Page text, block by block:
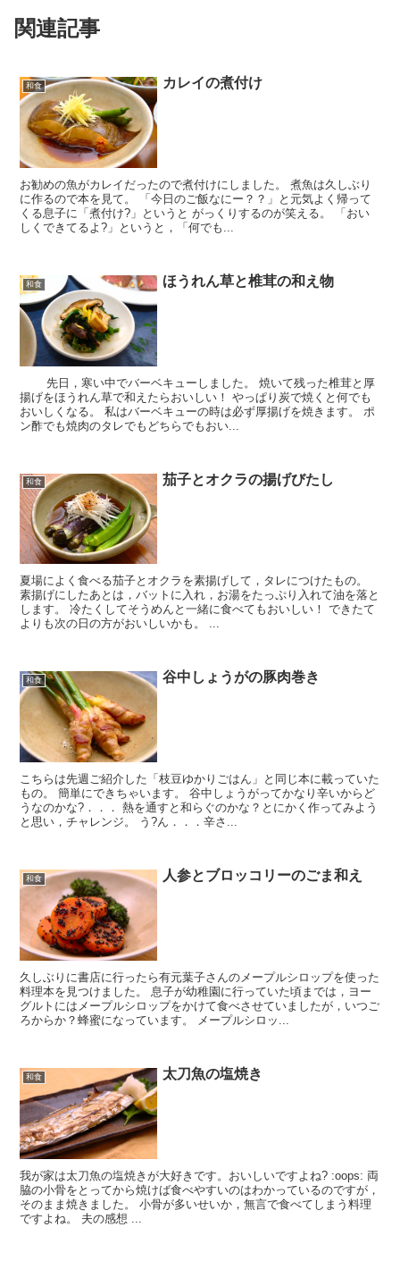
関連記事
和食 カレイの煮付け
お勧めの魚がカレイだったので煮付けにしました。 煮魚は久しぶり
に作るので本を見て。 「今日のご飯なにー？？」と元気よく帰って
くる息子に「煮付け?」というと がっくりするのが笑える。 「おい
しくできてるよ?」というと，「何でも...
和食 ほうれん草と椎茸の和え物
先日，寒い中でバーベキューしました。 焼いて残った椎茸と厚
揚げをほうれん草で和えたらおいしい！ やっぱり炭で焼くと何でも
おいしくなる。 私はバーベキューの時は必ず厚揚げを焼きます。 ポ
ン酢でも焼肉のタレでもどちらでもおい...
和食 茄子とオクラの揚げびたし
夏場によく食べる茄子とオクラを素揚げして，タレにつけたもの。
素揚げにしたあとは，バットに入れ，お湯をたっぷり入れて油を落と
します。 冷たくしてそうめんと一緒に食べてもおいしい！ できたて
よりも次の日の方がおいしいかも。 ...
和食 谷中しょうがの豚肉巻き
こちらは先週ご紹介した「枝豆ゆかりごはん」と同じ本に載っていた
もの。 簡単にできちゃいます。 谷中しょうがってかなり辛いからど
うなのかな?．．． 熱を通すと和らぐのかな？とにかく作ってみよう
と思い，チャレンジ。 う?ん．．．辛さ...
和食 人参とブロッコリーのごま和え
久しぶりに書店に行ったら有元葉子さんのメープルシロップを使った
料理本を見つけました。 息子が幼稚園に行っていた頃までは，ヨー
グルトにはメープルシロップをかけて食べさせていましたが，いつご
ろからか？蜂蜜になっています。 メープルシロッ...
和食 太刀魚の塩焼き
我が家は太刀魚の塩焼きが大好きです。おいしいですよね? :oops: 両
脇の小骨をとってから焼けば食べやすいのはわかっているのですが，
そのまま焼きました。 小骨が多いせいか，無言で食べてしまう料理
ですよね。 夫の感想 ...